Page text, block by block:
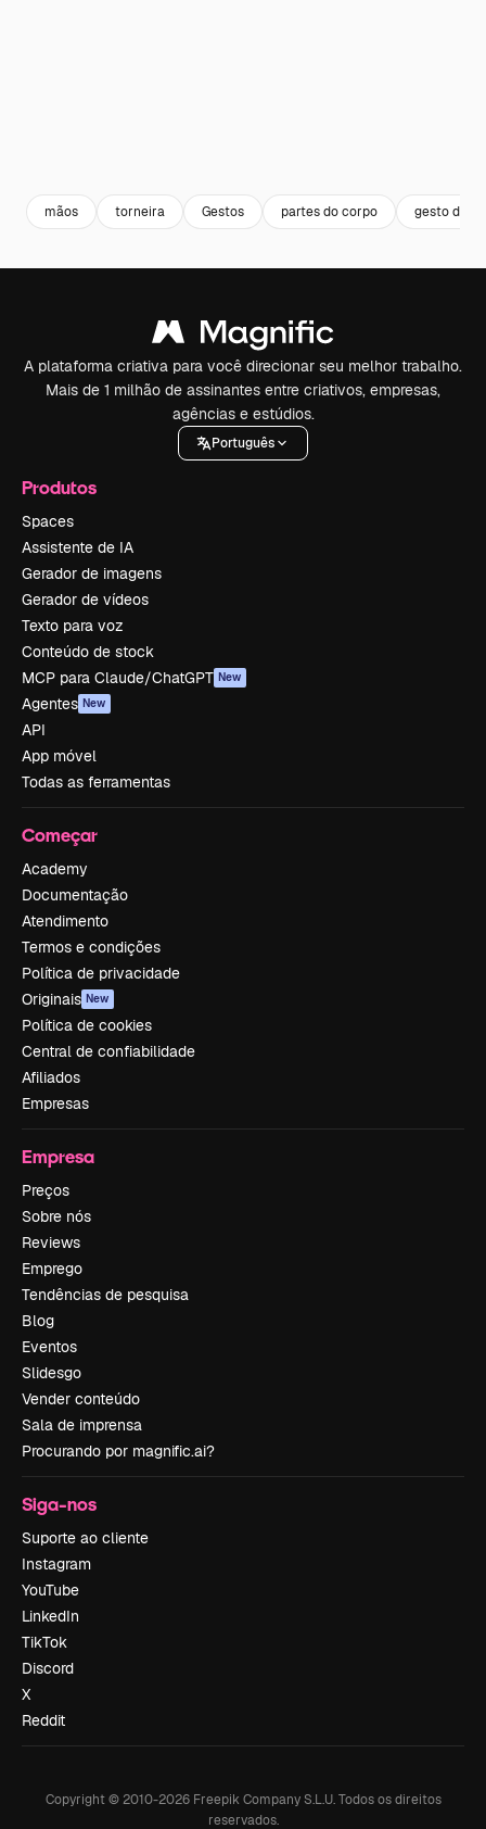
mãos torneira Gestos partes do corpo gesto de
A plataforma criativa para você direcionar seu melhor trabalho.
Mais de 1 milhão de assinantes entre criativos, empresas,
agências e estúdios.
Português
Produtos
Spaces
Assistente de IA
Gerador de imagens
Gerador de vídeos
Texto para voz
Conteúdo de stock
MCP para Claude/ChatGPT New
Agentes New
API
App móvel
Todas as ferramentas
Começar
Academy
Documentação
Atendimento
Termos e condições
Política de privacidade
Originais New
Política de cookies
Central de confiabilidade
Afiliados
Empresas
Empresa
Preços
Sobre nós
Reviews
Emprego
Tendências de pesquisa
Blog
Eventos
Slidesgo
Vender conteúdo
Sala de imprensa
Procurando por magnific.ai?
Siga-nos
Suporte ao cliente
Instagram
YouTube
LinkedIn
TikTok
Discord
X
Reddit
Copyright © 2010-2026Freepik Company S.L.U. Todos os direitos
reservados.